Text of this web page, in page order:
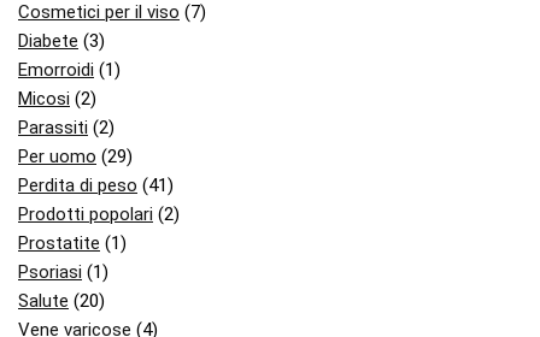
Cosmetici per il viso (7)
Diabete (3)
Emorroidi (1)
Micosi (2)
Parassiti (2)
Per uomo (29)
Perdita di peso (41)
Prodotti popolari (2)
Prostatite (1)
Psoriasi (1)
Salute (20)
Vene varicose (4)